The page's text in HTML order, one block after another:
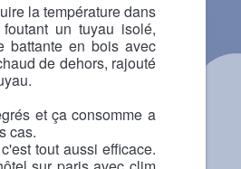
la température dans
un tuyau isolé,
battante en bois avec
de dehors, rajouté
et ça consomme a
cas.
tout aussi efficace.